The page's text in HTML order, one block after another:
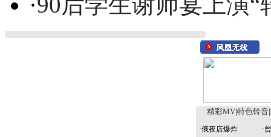
精彩MV 特色铃音
·俄夜店爆炸 ·